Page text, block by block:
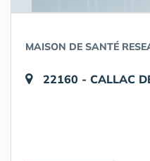
MAISON DE SANTÉ
22160 - CALLAC